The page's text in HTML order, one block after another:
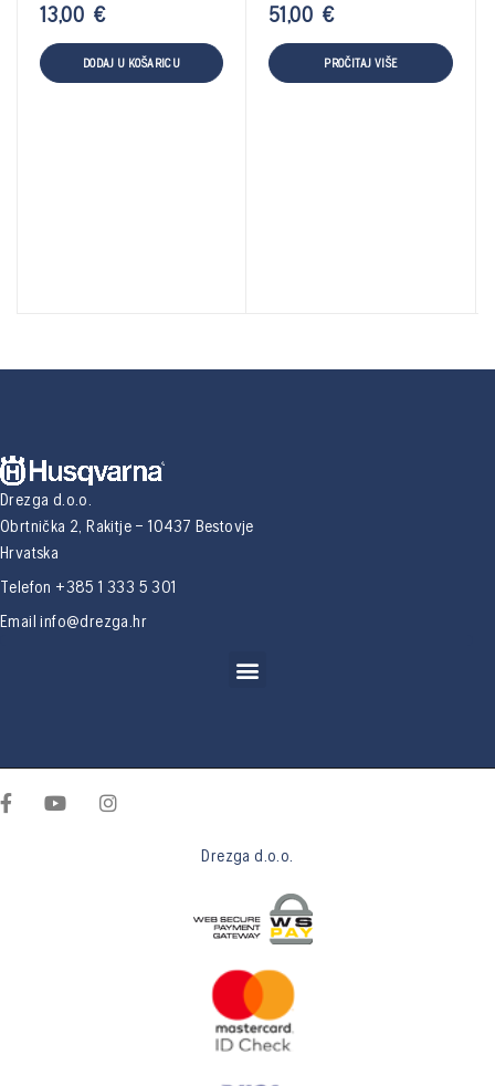
13,00€
DODAJ U KOŠARICU
51,00€
PROČITAJ VIŠE
Drezga d.o.o.
Obrtnička 2, Rakitje – 10437 Bestovje
Hrvatska
Telefon +385 1 333 5 301
Emailinfo@drezga.hr
Drezga d.o.o.